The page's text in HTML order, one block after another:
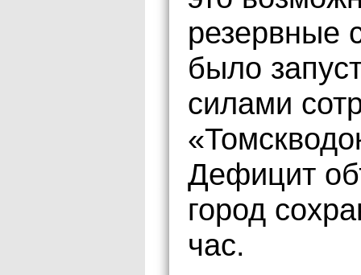
резервные
было
силами
Дефицит
город
час.